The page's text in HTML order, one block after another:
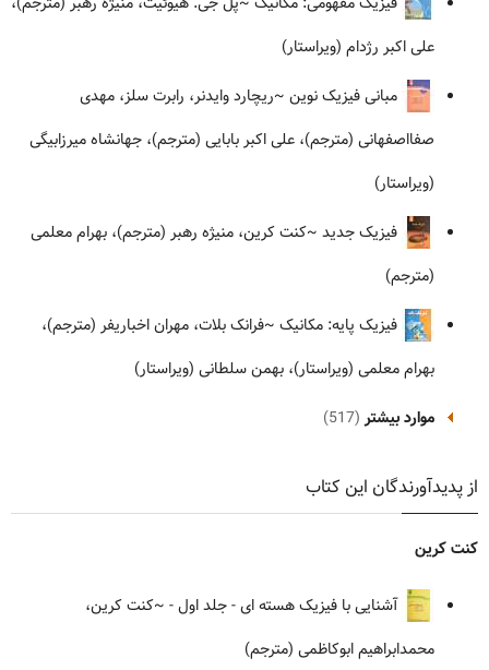
علی اکبر رژدام (ویراستار)
مبانی فیزیک نوین ~ریچارد وایدنر، رابرت سلز، مهدی
صفااصفهانی (مترجم)، علی اکبر بابایی (مترجم)، جهانشاه میرزابیگی
(ویراستار)
فیزیک جدید ~کنت کرین، منیژه رهبر (مترجم)، بهرام معلمی
(مترجم)
فیزیک پایه: مکانیک ~فرانک بلات، مهران اخباریفر (مترجم)،
بهرام معلمی (ویراستار)، بهمن سلطانی (ویراستار)
موارد بیشتر (517)
از پدیدآورندگان این کتاب
کنت کرین
آشنایی با فیزیک هسته ای - جلد اول - ~کنت کرین،
محمدابراهیم ابوکاظمی (مترجم)